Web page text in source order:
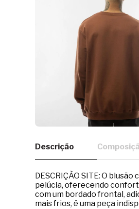
Descrição
DESCRIÇÃO SITE: O
pelúcia, oferecendo
com um bordado frontal,
mais frios, é uma peça